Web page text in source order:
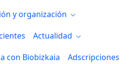
y organización
Actualidad
con Biobizkaia
Adscripciones